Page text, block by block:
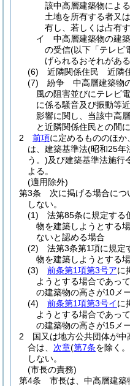
該中高層建築物によ
土地を所有する者又
有し、若しくは占有
イ
中高層建築物の建
の受信(以下「テレビ
げられるおそれがあ
(6)
近隣関係住民 近隣
(7)
紛争 中高層建築物
風の阻害並びにテレビ
に係る騒音及び振動等
影響に関し、当該中高
と近隣関係住民との間
2
前項に定めるもののほか、
は、建築基準法(昭和25年
う。)及び建築基準法施行
よる。
(適用除外)
第3条
次に掲げる場合につ
しない。
(1)
法第85条に規定する
物を建築しようとする
ないと認める場合
(2)
法第3条第1項に規定
物を建築しようとする
(3)
前条第1項第3号アに
ようとする場合であっ
の建築物の高さが10メ
(4)
前条第1項第3号イに
ようとする場合であっ
の建築物の高さが15メ
2
国又は地方公共団体が
合は、 次章(第7条を除く
しない。
(市長の責務)
第4条
市長は、中高層建